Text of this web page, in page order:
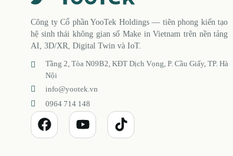
Công ty Cổ phần YooTek Holdings — tiên phong kiến tạo
hệ sinh thái không gian số Make in Vietnam trên nền tảng
AI, 3D/XR, Digital Twin và IoT.
Tầng 2, Tòa N09B2, KĐT Dịch Vọng, P. Cầu Giấy, TP. Hà
Nội
info@yootek.vn
0964 714 148